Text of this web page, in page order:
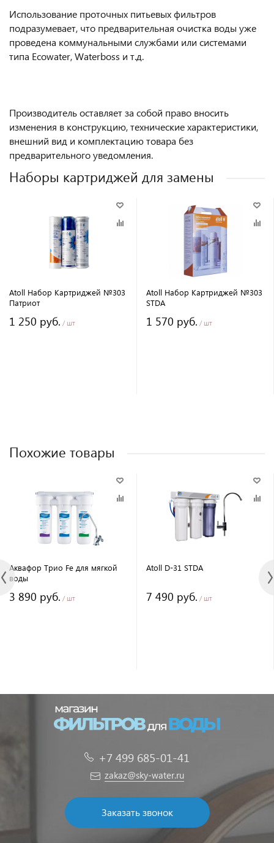
Использование проточных питьевых фильтров
подразумевает, что предварительная очистка воды уже
проведена коммунальными службами или системами
типа Ecowater, Waterboss и т.д.
Производитель оставляет за собой право вносить
изменения в конструкцию, технические характеристики,
внешний вид и комплектацию товара без
предварительного уведомления.
Наборы картриджей для замены
Atoll Набор Картриджей №303
Патриот
1 250 руб. / шт
Atoll Набор Картриджей №303
STDA
1 570 руб. / шт
Похожие товары
Аквафор Трио Fe для мягкой
воды
3 890 руб. / шт
Atoll D-31 STDA
7 490 руб. / шт
+7 499 685-01-41
zakaz@sky-water.ru
Заказать звонок